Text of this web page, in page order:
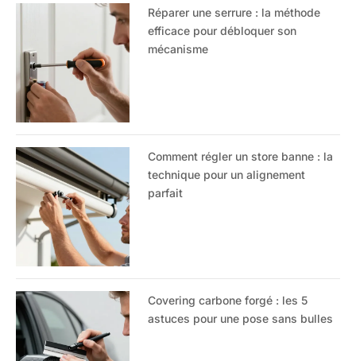
Réparer une serrure : la méthode
efficace pour débloquer son
mécanisme
Comment régler un store banne : la
technique pour un alignement
parfait
Covering carbone forgé : les 5
astuces pour une pose sans bulles